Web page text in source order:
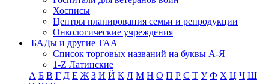
Хосписы
Центры планирования семьи и репродукции
Онкологические учреждения
БАДы и другие ТАА
Список торговых названий на буквы А-Я
1-Z Латинские
А Б В Г Д Е Ж З И Й К Л М Н О П Р С Т У Ф Х Ц Ч Ш